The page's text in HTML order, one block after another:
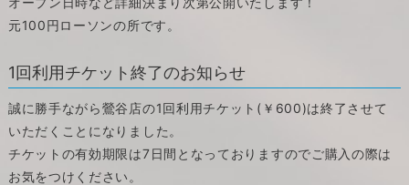
元100円ローソンの所です。
1回利用チケット終了のお知らせ
誠に勝手ながら鶯谷店の1回利用チケット(￥600)は終了させて
いただくことになりました。
チケットの有効期限は7日間となっておりますのでご購入の際は
お気をつけください。